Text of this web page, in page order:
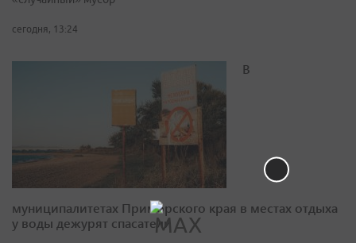
сегодня, 13:24
В
муниципалитетах Приморского края в местах отдыха
у воды дежурят спасатели